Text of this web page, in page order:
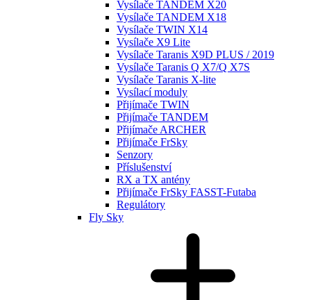
Vysílače TANDEM X20
Vysílače TANDEM X18
Vysílače TWIN X14
Vysílače X9 Lite
Vysílače Taranis X9D PLUS / 2019
Vysílače Taranis Q X7/Q X7S
Vysílače Taranis X-lite
Vysílací moduly
Přijímače TWIN
Přijímače TANDEM
Přijímače ARCHER
Přijímače FrSky
Senzory
Příslušenství
RX a TX antény
Přijímače FrSky FASST-Futaba
Regulátory
Fly Sky